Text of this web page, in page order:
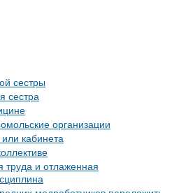
сестры
сестра
организации
кабинета
труда и отлаженная